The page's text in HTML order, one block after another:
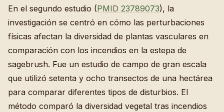
En el segundo estudio (PMID 23789073), la
investigación se centró en cómo las perturbaciones
físicas afectan la diversidad de plantas vasculares en
comparación con los incendios en la estepa de
sagebrush. Fue un estudio de campo de gran escala
que utilizó setenta y ocho transectos de una hectárea
para comparar diferentes tipos de disturbios. El
método comparó la diversidad vegetal tras incendios